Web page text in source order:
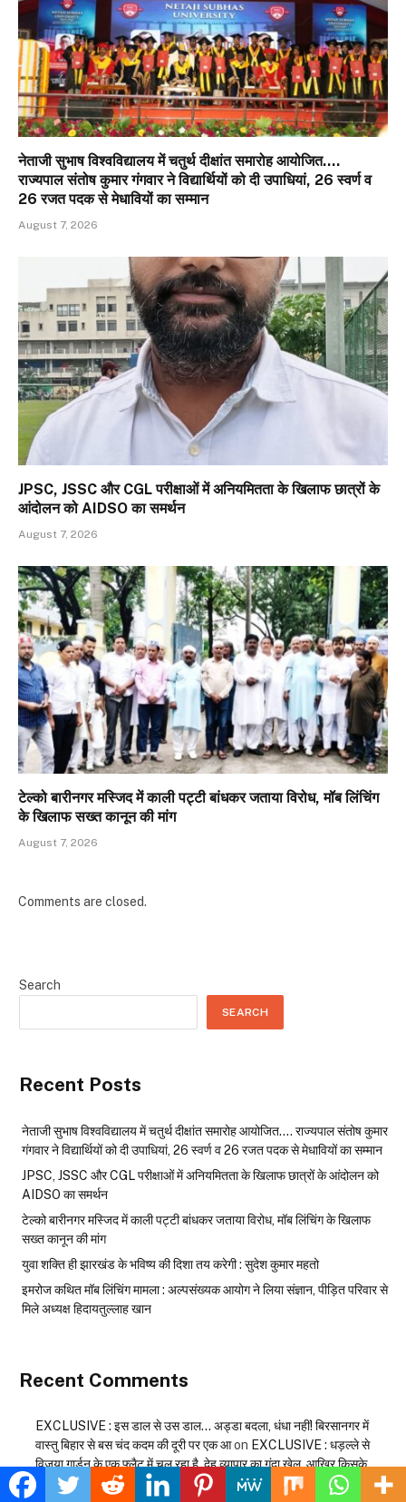
नेताजी सुभाष विश्वविद्यालय में चतुर्थ दीक्षांत समारोह आयोजित….
राज्यपाल संतोष कुमार गंगवार ने विद्यार्थियों को दी उपाधियां, 26 स्वर्ण व
26 रजत पदक से मेधावियों का सम्मान
August 7, 2026
JPSC, JSSC और CGL परीक्षाओं में अनियमितता के खिलाफ छात्रों के
आंदोलन को AIDSO का समर्थन
August 7, 2026
टेल्को बारीनगर मस्जिद में काली पट्टी बांधकर जताया विरोध, मॉब लिंचिंग
के खिलाफ सख्त कानून की मांग
August 7, 2026
Comments are closed.
Search
SEARCH
Recent Posts
नेताजी सुभाष विश्वविद्यालय में चतुर्थ दीक्षांत समारोह आयोजित…. राज्यपाल संतोष कुमार
गंगवार ने विद्यार्थियों को दी उपाधियां, 26 स्वर्ण व 26 रजत पदक से मेधावियों का सम्मान
JPSC, JSSC और CGL परीक्षाओं में अनियमितता के खिलाफ छात्रों के आंदोलन को
AIDSO का समर्थन
टेल्को बारीनगर मस्जिद में काली पट्टी बांधकर जताया विरोध, मॉब लिंचिंग के खिलाफ
सख्त कानून की मांग
युवा शक्ति ही झारखंड के भविष्य की दिशा तय करेगी : सुदेश कुमार महतो
इमरोज कथित मॉब लिंचिंग मामला : अल्पसंख्यक आयोग ने लिया संज्ञान, पीड़ित परिवार से
मिले अध्यक्ष हिदायतुल्लाह खान
Recent Comments
EXCLUSIVE : इस डाल से उस डाल… अड्डा बदला, धंधा नहीं! बिरसानगर में
वास्तु बिहार से बस चंद कदम की दूरी पर एक आon EXCLUSIVE : धड़ल्ले से
विजया गार्डन के एक फ्लैट में चल रहा है, देह व्यापार का गंदा खेल, आखिर किसके
संरक्षण में चल रहा है इस तरह का घिनौना खेल ??